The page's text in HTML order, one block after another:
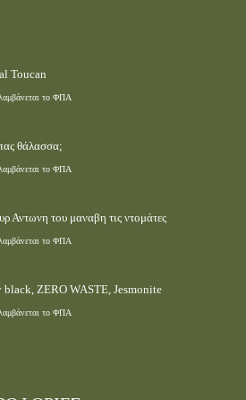
Toucan
το ΦΠΑ
θάλασσα;
το ΦΠΑ
Αντωνη του μαναβη τις ντομάτες
το ΦΠΑ
black, ZERO WASTE, Jesmonite
το ΦΠΑ